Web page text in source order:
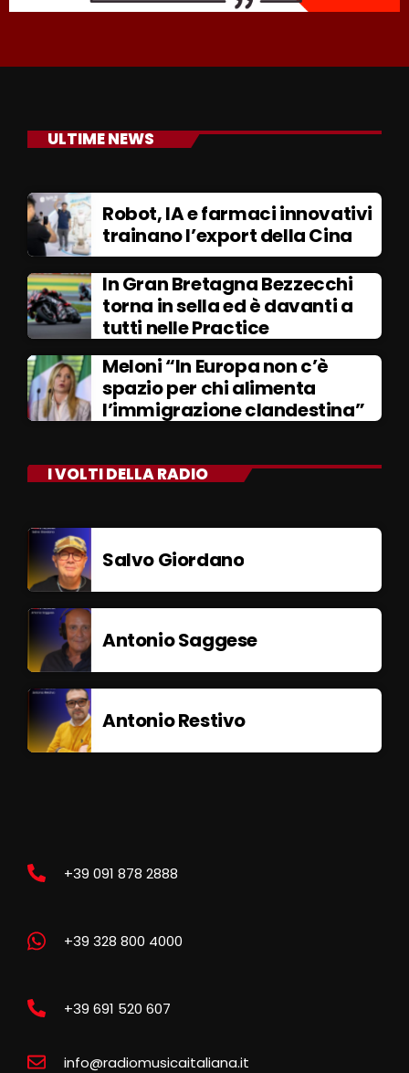
ULTIME NEWS
Robot, IA e farmaci innovativi
trainano l’export della Cina
In Gran Bretagna Bezzecchi
torna in sella ed è davanti a
tutti nelle Practice
Meloni “In Europa non c’è
spazio per chi alimenta
l’immigrazione clandestina”
I VOLTI DELLA RADIO
Salvo Giordano
Antonio Saggese
Antonio Restivo
+39 091 878 2888
+39 328 800 4000
+39 691 520 607
info@radiomusicaitaliana.it